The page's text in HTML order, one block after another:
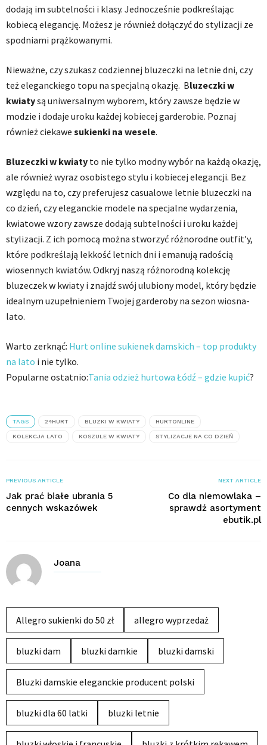
dodają im subtelności i klasy. Jednocześnie podkreślając
kobiecą elegancję. Możesz je również dołączyć do stylizacji ze
spodniami prążkowanymi.
Nieważne, czy szukasz codziennej bluzeczki na letnie dni, czy
też eleganckiego topu na specjalną okazję. Bluzeczki w
kwiatysą uniwersalnym wyborem, który zawsze będzie w
modzie i dodaje uroku każdej kobiecej garderobie. Poznaj
również ciekawe sukienki na wesele.
Bluzeczki w kwiaty to nie tylko modny wybór na każdą okazję,
ale również wyraz osobistego stylu i kobiecej elegancji. Bez
względu na to, czy preferujesz casualowe letnie bluzeczki na
co dzień, czy eleganckie modele na specjalne wydarzenia,
kwiatowe wzory zawsze dodają subtelności i uroku każdej
stylizacji. Z ich pomocą można stworzyć różnorodne outfit’y,
które podkreślają lekkość letnich dni i emanują radością
wiosennych kwiatów. Odkryj naszą różnorodną kolekcję
bluzeczek w kwiaty i znajdź swój ulubiony model, który będzie
idealnym uzupełnieniem Twojej garderoby na sezon wiosna-
lato.
Warto zerknąć: Hurt online sukienek damskich – top produkty
na lato i nie tylko.
Popularne ostatnio:Tania odzież hurtowa Łódź – gdzie kupić?
TAGS 24HURT BLUZKI W KWIATY HURTONLINE
KOLEKCJA LATO KOSZULE W KWIATY STYLIZACJE NA CO DZIEŃ
PREVIOUS ARTICLE
Jak prać białe ubrania 5
cennych wskazówek
NEXT ARTICLE
Co dla niemowlaka –
sprawdź asortyment
ebutik.pl
Joana
Allegro sukienki do 50 zł allegro wyprzedaż
bluzki dam bluzki damkie bluzki damski
Bluzki damskie eleganckie producent polski
bluzki dla 60 latki bluzki letnie